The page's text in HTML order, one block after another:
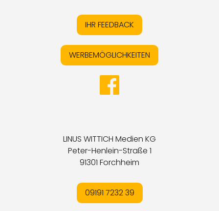
IHR FEEDBACK
WERBEMÖGLICHKEITEN
LINUS WITTICH Medien KG
Peter-Henlein-Straße 1
91301 Forchheim
09191 7232 39